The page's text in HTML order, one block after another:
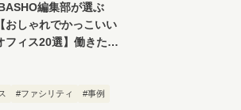
編集部が選ぶ
【おしゃれでかっこいい
フィス20選】働きたく
#ファシリティ
#事例